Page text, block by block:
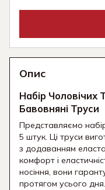
Опис
Набір Чоловічих
Бавовняні Труси
Представляємо
5 штук. Ці труси
з додаванням
комфорт і
носіння, вони
протягом усього дня.